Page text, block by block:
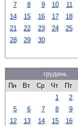
7
8 9 10 11
14
15 16 17 18
21
22 23 24 25
28
29 30
грудень
Пн
Вт Ср Чт Пт
1
2
5
6 7 8 9
12
13 14 15 16